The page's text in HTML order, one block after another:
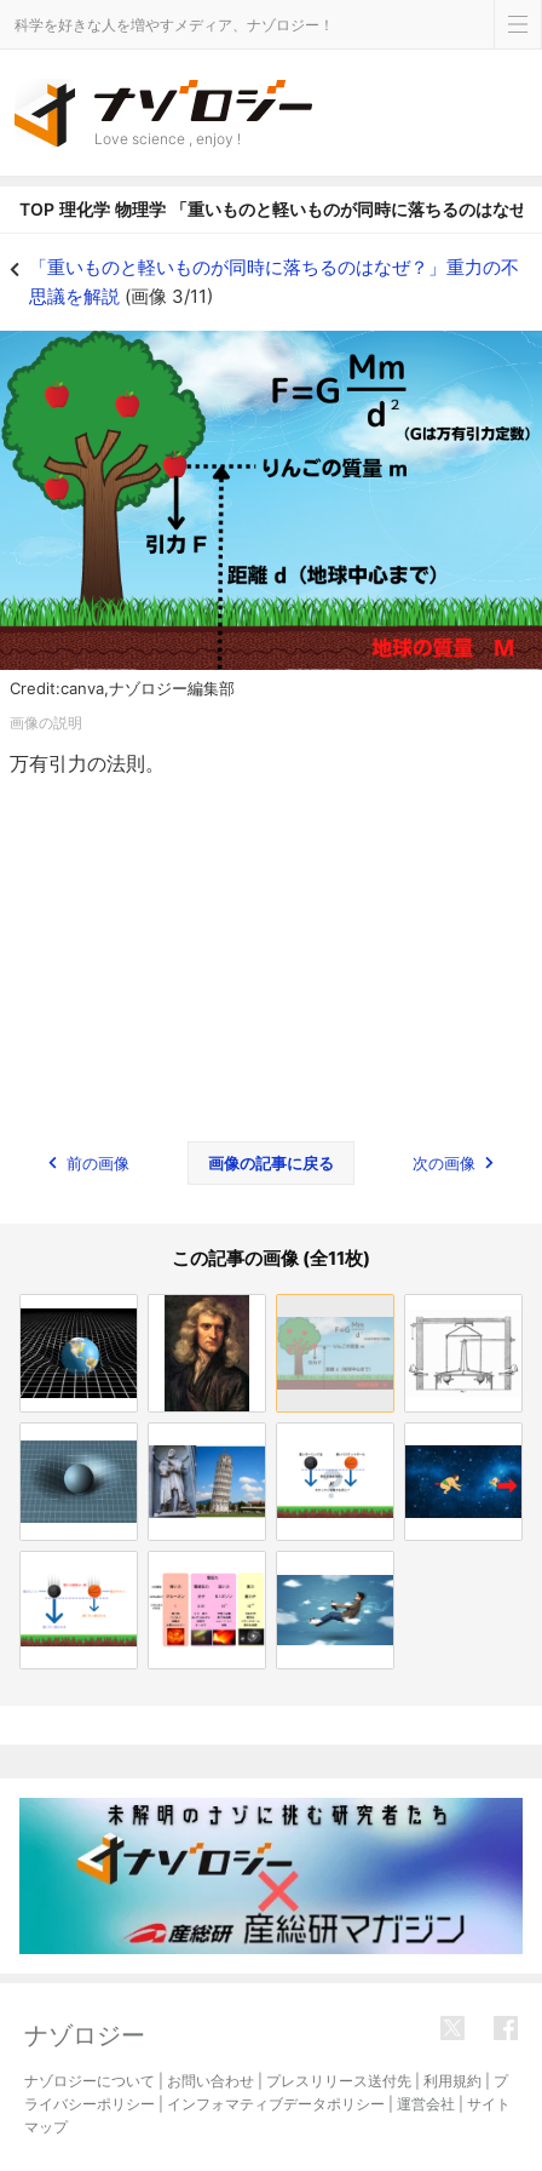
科学を好きな人を増やすメディア、ナゾロジー！
Love science , enjoy !
TOP 理化学 物理学 「重いものと軽いものが同時に落ちるのはなぜ
「重いものと軽いものが同時に落ちるのはなぜ？」重力の不
思議を解説 (画像 3/11)
Credit:canva,ナゾロジー編集部
万有引力の法則。
前の画像 画像の記事に戻る 次の画像
この記事の画像 (全11枚)
ナゾロジー
ナゾロジーについて お問い合わせ プレスリリース送付先 利用規約
プ
ライバシーポリシー
インフォマティブデータポリシー 運営会社
サイト
マップ